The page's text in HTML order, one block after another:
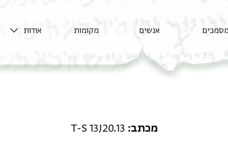
מסמכים אנשים מקומות אודות
מכתב T-S 13J20.13